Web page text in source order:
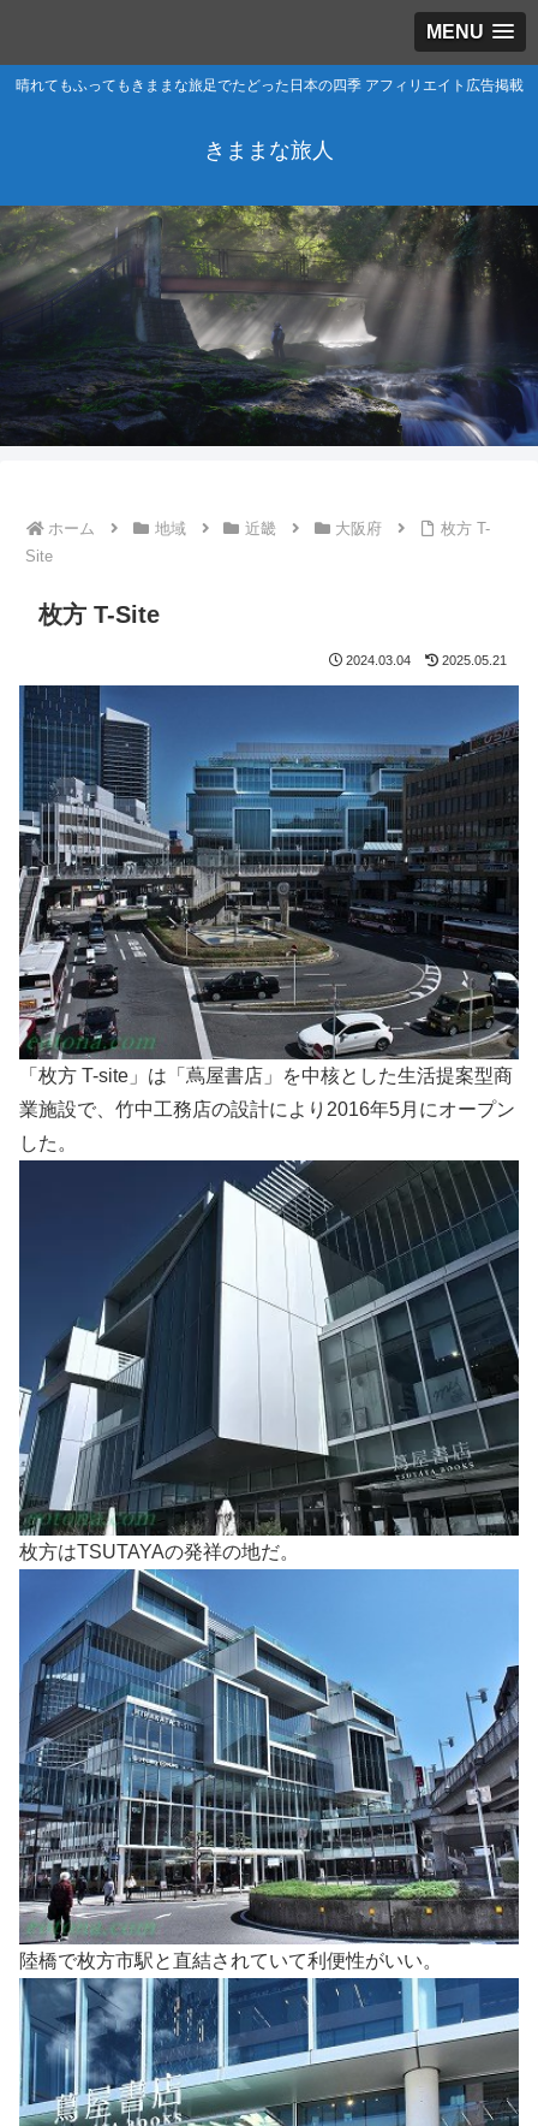
MENU
晴れてもふってもきままな旅足でたどった日本の四季 アフィリエイト広告掲載
きままな旅人
ホーム 地域 近畿 大阪府
枚方 T-
Site
枚方 T-Site
2024.03.04 2025.05.21
「枚方 T-site」は「蔦屋書店」を中核とした生活提案型商
業施設で、竹中工務店の設計により2016年5月にオープン
した。
枚方はTSUTAYAの発祥の地だ。
陸橋で枚方市駅と直結されていて利便性がいい。